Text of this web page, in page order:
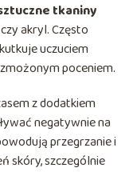
tkaniny
akryl. Często
uczuciem
poceniem.
z dodatkiem
negatywnie na
przegrzanie i
skóry, szczególnie